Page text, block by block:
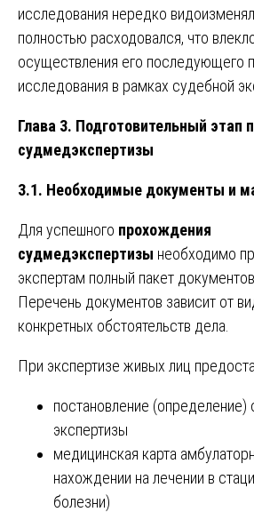
исследования нередко
полностью расходовался, что
осуществления его последующего
исследования в рамках судебной
Глава 3. Подготовительный этап
судмедэкспертизы
3.1. Необходимые документы и
Для успешного прохождения
судмедэкспертизы необходимо
экспертам полный пакет
Перечень документов зависит от
конкретных обстоятельств дела.
При экспертизе живых лиц
постановление (определение)
экспертизы
медицинская карта
нахождении на лечении в
болезни)